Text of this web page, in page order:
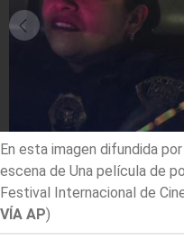
En esta imagen difundida
escena de Una película de
Festival Internacional de
VÍA AP)